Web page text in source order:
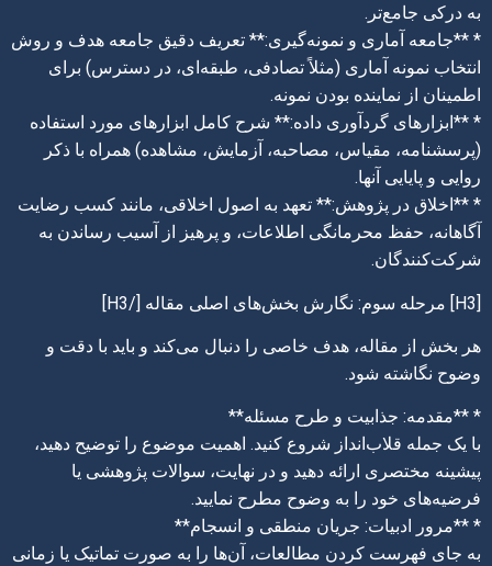
به درکی جامع‌تر.
* **جامعه آماری و نمونه‌گیری:** تعریف دقیق جامعه هدف و روش
انتخاب نمونه آماری (مثلاً تصادفی، طبقه‌ای، در دسترس) برای
اطمینان از نماینده بودن نمونه.
* **ابزارهای گردآوری داده:** شرح کامل ابزارهای مورد استفاده
(پرسشنامه، مقیاس، مصاحبه، آزمایش، مشاهده) همراه با ذکر
روایی و پایایی آنها.
* **اخلاق در پژوهش:** تعهد به اصول اخلاقی، مانند کسب رضایت
آگاهانه، حفظ محرمانگی اطلاعات، و پرهیز از آسیب رساندن به
شرکت‌کنندگان.
[H3] مرحله سوم: نگارش بخش‌های اصلی مقاله [/H3]
هر بخش از مقاله، هدف خاصی را دنبال می‌کند و باید با دقت و
وضوح نگاشته شود.
* **مقدمه: جذابیت و طرح مسئله**
با یک جمله قلاب‌انداز شروع کنید. اهمیت موضوع را توضیح دهید،
پیشینه مختصری ارائه دهید و در نهایت، سوالات پژوهشی یا
فرضیه‌های خود را به وضوح مطرح نمایید.
* **مرور ادبیات: جریان منطقی و انسجام**
به جای فهرست کردن مطالعات، آن‌ها را به صورت تماتیک یا زمانی